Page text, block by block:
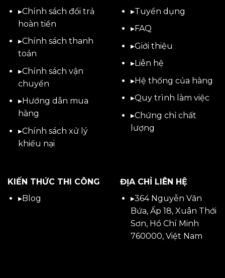
▸Chính sách đổi trả
hoàn tiền
▸Chính sách thanh
toán
▸Chính sách vận
chuyển
▸Hướng dẫn mua
hàng
▸Chính sách xử lý
khiếu nại
▸Tuyển dụng
▸FAQ
▸Giới thiệu
▸Liên hệ
▸Hệ thống của hàng
▸Quy trình làm việc
▸Chứng chỉ chất
lượng
KIẾN THỨC THI CÔNG
▸Blog
ĐỊA CHỈ LIÊN HỆ
▸364 Nguyễn Văn
Bứa, Ấp 18, Xuân Thới
Sơn, Hồ Chí Minh
760000, Việt Nam